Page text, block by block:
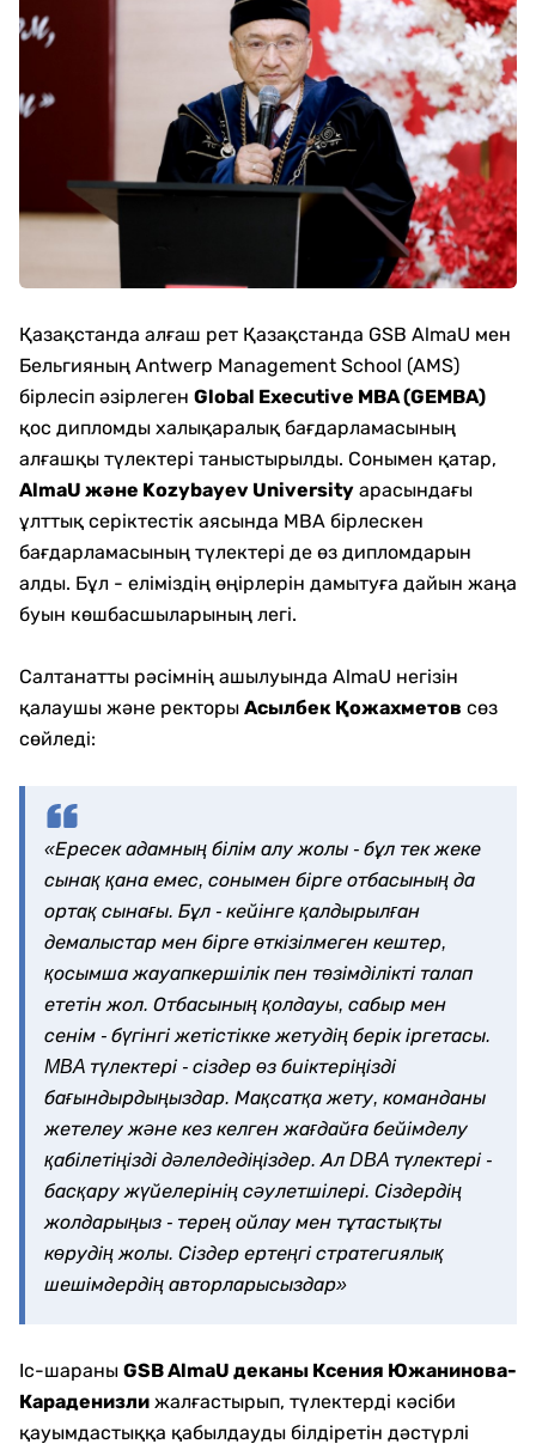
Қазақстанда алғаш рет Қазақстанда GSB AlmaU мен
Бельгияның Antwerp Management School (AMS)
бірлесіп әзірлеген Global Executive MBA (GEMBA)
қос дипломды халықаралық бағдарламасының
алғашқы түлектері таныстырылды. Сонымен қатар,
AlmaU және Kozybayev University арасындағы
ұлттық серіктестік аясында MBA бірлескен
бағдарламасының түлектері де өз дипломдарын
алды. Бұл - еліміздің өңірлерін дамытуға дайын жаңа
буын көшбасшыларының легі.
Салтанатты рәсімнің ашылуында AlmaU негізін
қалаушы және ректоры Асылбек Қожахметов сөз
сөйледі:
«Ересек адамның білім алу жолы - бұл тек жеке
сынақ қана емес, сонымен бірге отбасының да
ортақ сынағы. Бұл - кейінге қалдырылған
демалыстар мен бірге өткізілмеген кештер,
қосымша жауапкершілік пен төзімділікті талап
ететін жол. Отбасының қолдауы, сабыр мен
сенім - бүгінгі жетістікке жетудің берік іргетасы.
MBA түлектері - сіздер өз биіктеріңізді
бағындырдыңыздар. Мақсатқа жету, команданы
жетелеу және кез келген жағдайға бейімделу
қабілетіңізді дәлелдедіңіздер. Ал DBA түлектері -
басқару жүйелерінің сәулетшілері. Сіздердің
жолдарыңыз - терең ойлау мен тұтастықты
көрудің жолы. Сіздер ертеңгі стратегиялық
шешімдердің авторларысыздар»
Іс-шараны GSB AlmaU деканы Ксения Южанинова-
Караденизли жалғастырып, түлектерді кәсіби
қауымдастыққа қабылдауды білдіретін дәстүрлі